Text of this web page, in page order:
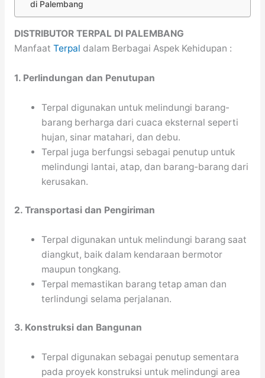
di Palembang
DISTRIBUTOR TERPAL DI PALEMBANG
Manfaat Terpal dalam Berbagai Aspek Kehidupan :
1. Perlindungan dan Penutupan
Terpal digunakan untuk melindungi barang-
barang berharga dari cuaca eksternal seperti
hujan, sinar matahari, dan debu.
Terpal juga berfungsi sebagai penutup untuk
melindungi lantai, atap, dan barang-barang dari
kerusakan.
2. Transportasi dan Pengiriman
Terpal digunakan untuk melindungi barang saat
diangkut, baik dalam kendaraan bermotor
maupun tongkang.
Terpal memastikan barang tetap aman dan
terlindungi selama perjalanan.
3. Konstruksi dan Bangunan
Terpal digunakan sebagai penutup sementara
pada proyek konstruksi untuk melindungi area